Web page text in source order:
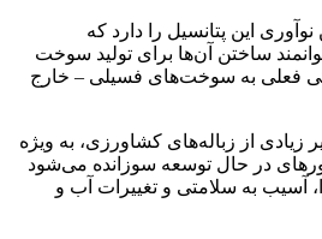
این پتانسیل را دارد که
ساختن آن‌ها برای تولید سوخت
فعلی به سوخت‌های فسیلی – خارج
زیادی از زباله‌های کشاورزی، به ویژه
در حال توسعه سوزانده می‌شود
آسیب به سلامتی و تغییرات آب و